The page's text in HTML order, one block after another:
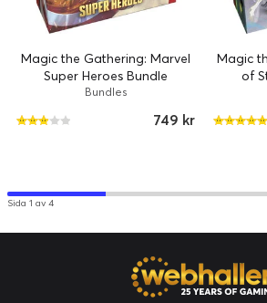
Magic the Gathering: Marvel
Super Heroes Bundle
Bundles
749 kr
Magic
of
Sida 1 av 4